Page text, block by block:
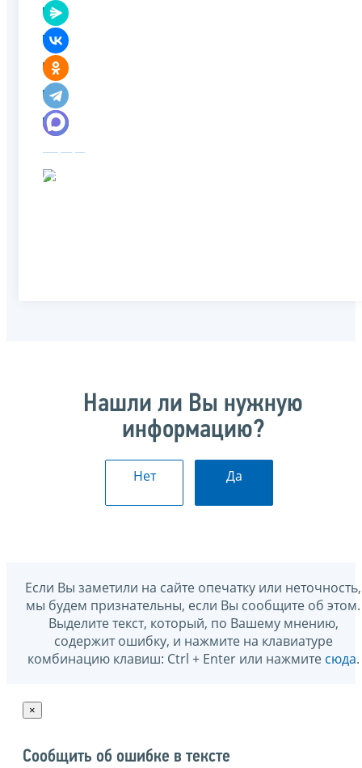
Нашли ли Вы нужную
информацию?
Нет Да
Если Вы заметили на сайте опечатку или неточность,
мы будем признательны, если Вы сообщите об этом.
Выделите текст, который, по Вашему мнению,
содержит ошибку, и нажмите на клавиатуре
комбинацию клавиш: Ctrl + Enter или нажмите сюда.
×
Сообщить об ошибке в тексте